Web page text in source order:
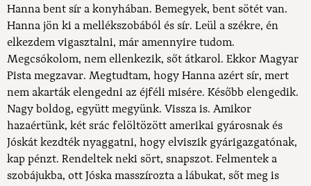
Hanna bent sír a konyhában. Bemegyek, bent sötét van.
Hanna jön ki a mellékszobából és sír. Leül a székre, én
elkezdem vigasztalni, már amennyire tudom.
Megcsókolom, nem ellenkezik, sőt átkarol. Ekkor Magyar
Pista megzavar. Megtudtam, hogy Hanna azért sír, mert
nem akarták elengedni az éjféli misére. Később elengedik.
Nagy boldog, együtt megyünk. Vissza is. Amikor
hazaértünk, két srác felöltözött amerikai gyárosnak és
Jóskát kezdték nyaggatni, hogy elviszik gyárigazgatónak,
kap pénzt. Rendeltek neki sört, snapszot. Felmentek a
szobájukba, ott Jóska masszírozta a lábukat, sőt meg is